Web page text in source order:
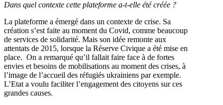
Dans quel contexte cette plateforme a-t-elle été créée ?
La plateforme a émergé dans un contexte de crise. Sa
création s’est faite au moment du Covid, comme beaucoup
de services de solidarité. Mais son idée remonte aux
attentats de 2015, lorsque la Réserve Civique a été mise en
place. On a remarqué qu’il fallait faire face à de fortes
envies et besoins de mobilisations au moment des crises, à
l’image de l’accueil des réfugiés ukrainiens par exemple.
L’Etat a voulu faciliter l’engagement des citoyens sur ces
grandes causes.